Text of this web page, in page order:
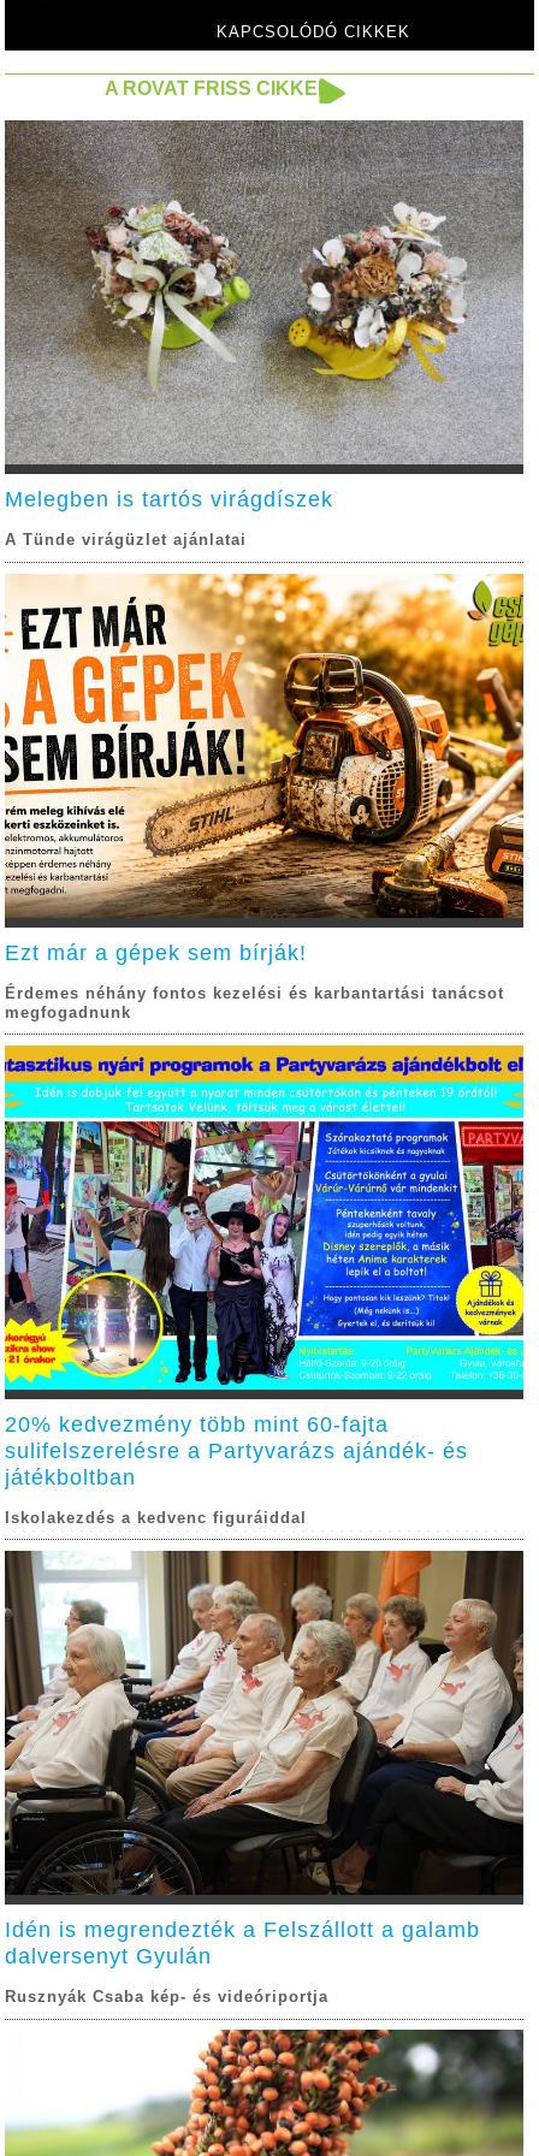
KAPCSOLÓDÓ CIKKEK
A ROVAT FRISS CIKKEI
Melegben is tartós virágdíszek
A Tünde virágüzlet ajánlatai
Ezt már a gépek sem bírják!
Érdemes néhány fontos kezelési és karbantartási tanácsot
megfogadnunk
20% kedvezmény több mint 60-fajta
sulifelszerelésre a Partyvarázs ajándék- és
játékboltban
Iskolakezdés a kedvenc figuráiddal
Idén is megrendezték a Felszállott a galamb
dalversenyt Gyulán
Rusznyák Csaba kép- és videóriportja